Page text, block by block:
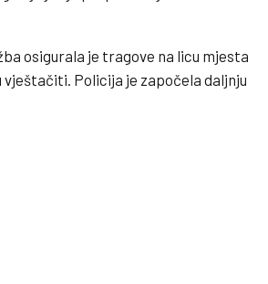
osigurala je tragove na licu mjesta
vještačiti. Policija je započela daljnju